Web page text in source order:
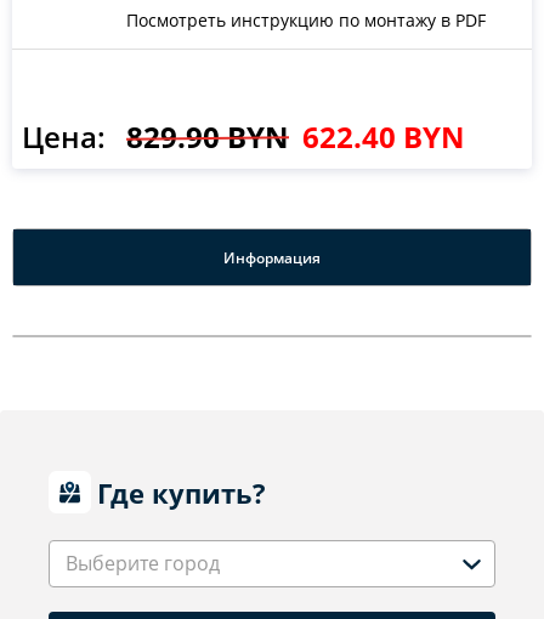
Посмотреть инструкцию по монтажу в PDF
Цена: 829.90 BYN 622.40 BYN
Информация
Где купить?
Выберите город